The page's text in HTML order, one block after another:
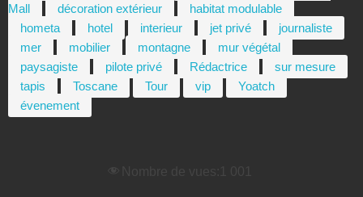
Mall
décoration extérieur
habitat modulable
hometa
hotel interieur jet privé
journaliste
mer
mobilier montagne
mur végétal
paysagiste
pilote privé Rédactrice
sur mesure
tapis
Toscane Tour vip
Yoatch
évenement